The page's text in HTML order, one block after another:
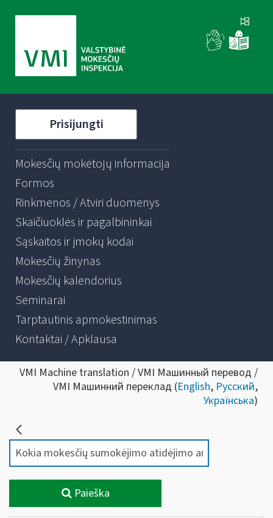
Prisijungti
Mokesčių mokėtojų informacija
Formos
Rinkmenos / Atviri duomenys
Skaičiuoklės ir pagalbininkai
Sąskaitos ir įmokų kodai
Mokesčių žinynas
Mokesčių kalendorius
Seminarai
Tarptautinis apmokestinimas
Kontaktai / Apklausa
VMI Machine translation / VMI Машинный перевод /
VMI Машинний переклад (English, Русский,
Українська)
Paieška